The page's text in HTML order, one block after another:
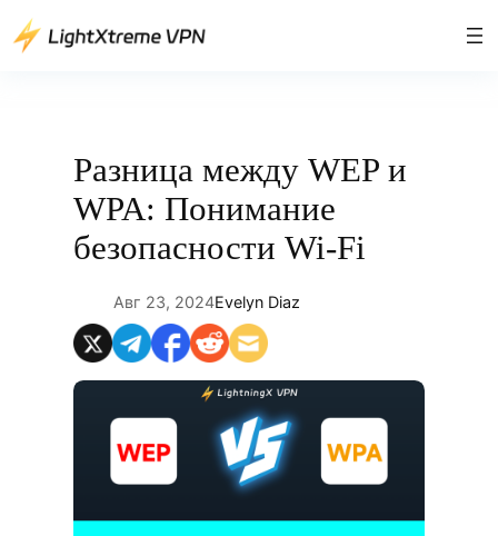
Перейти
Разница между WEP и
WPA: Понимание
безопасности Wi-Fi
Авг 23, 2024Evelyn Diaz